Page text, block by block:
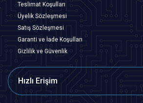
Teslimat Koşulları
Üyelik Sözleşmesi
Satış Sözleşmesi
Garanti ve İade Koşulları
Gizlilik ve Güvenlik
Hızlı Erişim